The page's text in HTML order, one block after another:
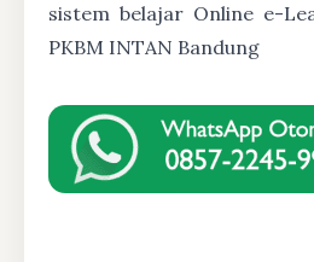
sistem belajar Online e-
PKBM INTAN Bandung